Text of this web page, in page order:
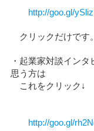
http://goo.gl/ySliz
クリックだけです。
・起業家対談イン
思う方は
これをクリック↓
http://goo.gl/